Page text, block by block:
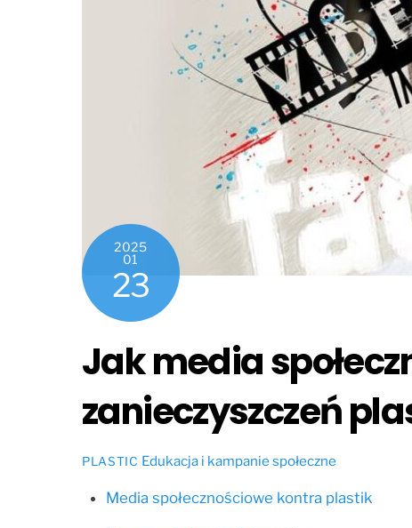
2025
01
23
Jak media
zanieczyszczeń
PLASTIC Edukacja i kampanie społeczne
Media społecznościowe kontra plastik